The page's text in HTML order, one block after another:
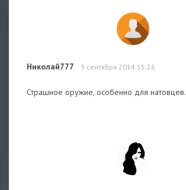
Николай777 9 сентября 2014 15:26
Страшное оружие, особенно для натовцев.